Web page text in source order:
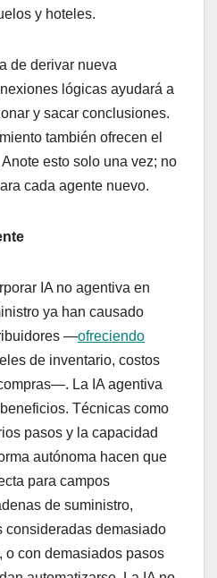
y hoteles.
de derivar nueva
lógicas ayudará a
y sacar conclusiones.
también ofrecen el
esto solo una vez; no
cada agente nuevo.
IA no agentiva en
ya han causado
—ofreciendo
de inventario, costos
La IA agentiva
Técnicas como
pasos y la capacidad
autónoma hacen que
para campos
de suministro,
consideradas demasiado
o con demasiados pasos